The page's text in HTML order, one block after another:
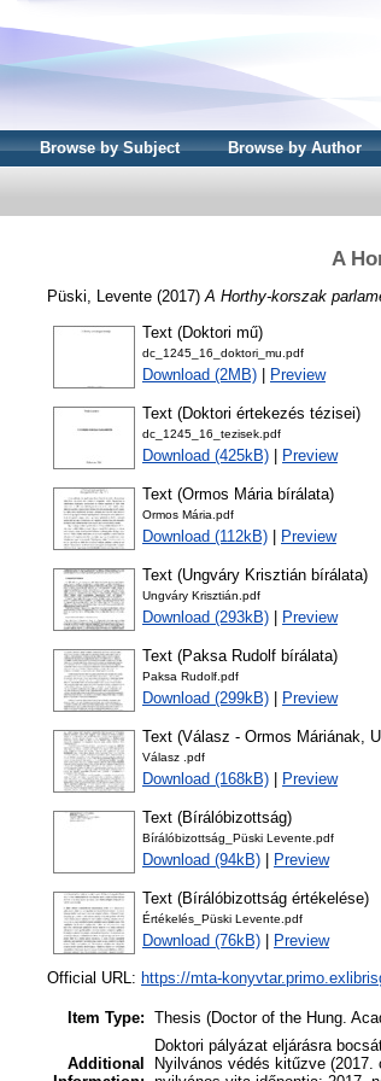
Browse by Subject Browse by Author
A
Püski, Levente (2017) A Horthy-korszak
Text (Doktori mű)
dc_1245_16_doktori_mu.pdf
Download (2MB) Preview
Text (Doktori értekezés tézisei)
dc_1245_16_tezisek.pdf
Download (425kB) Preview
Text (Ormos Mária bírálata)
Ormos Mária.pdf
Download (112kB) Preview
Text (Ungváry Krisztián bírálata)
Ungváry Krisztián.pdf
Download (293kB) Preview
Text (Paksa Rudolf bírálata)
Paksa Rudolf.pdf
Download (299kB) Preview
Text (Válasz - Ormos Máriának,
Válasz .pdf
Download (168kB) Preview
Text (Bírálóbizottság)
Bírálóbizottság_Püski Levente.pdf
Download (94kB) Preview
Text (Bírálóbizottság értékelése)
Értékelés_Püski Levente.pdf
Download (76kB) Preview
Official URL: https://mta-
Item Type: Thesis (Doctor of the Hung.
Additional
Doktori pályázat eljárásra
Nyilvános védés kitűzve